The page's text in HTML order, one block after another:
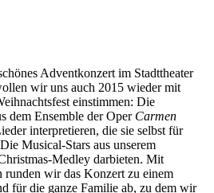
Adventkonzert im Stadttheater
wir uns auch 2015 wieder mit
einstimmen: Die
dem Ensemble der Oper Carmen
interpretieren, die sie selbst für
Musical-Stars aus unserem
Medley darbieten. Mit
runden wir das Konzert zu einem
für die ganze Familie ab, zu dem wir